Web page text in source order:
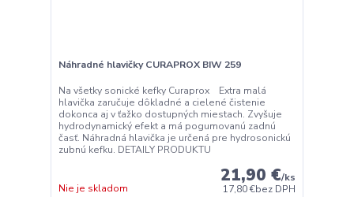
Náhradné hlavičky CURAPROX BIW 259
Na všetky sonické kefky Curaprox Extra malá
hlavička zaručuje dôkladné a cielené čistenie
dokonca aj v ťažko dostupných miestach. Zvyšuje
hydrodynamický efekt a má pogumovanú zadnú
časť. Náhradná hlavička je určená pre hydrosonickú
zubnú kefku. DETAILY PRODUKTU
21,90 €/ks
17,80 €bez DPH
Nie je skladom